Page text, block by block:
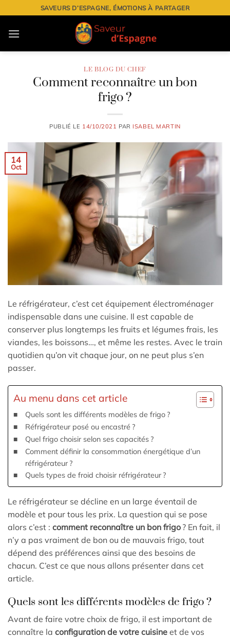
au
contenu
SAVEURS D’ESPAGNE, ÉMOTIONS À PARTAGER
LE BLOG DU CHEF
Comment reconnaître un bon
frigo ?
PUBLIÉ LE 14/10/2021 PAR ISABEL MARTIN
14
Oct
Le réfrigérateur, c’est cet équipement électroménager
indispensable dans une cuisine. Il est capable de
conserver plus longtemps les fruits et légumes frais, les
viandes, les boissons…, et même les restes. Avec le train
quotidien qu’on vit chaque jour, on ne peut plus s’en
passer.
Au menu dans cet article
Quels sont les différents modèles de frigo ?
Réfrigérateur posé ou encastré ?
Quel frigo choisir selon ses capacités ?
Comment définir la consommation énergétique d’un
réfrigérateur ?
Quels types de froid choisir réfrigérateur ?
Le réfrigérateur se décline en un large éventail de
modèle et pour tous les prix. La question qui se pose
alors c’est : comment reconnaître un bon frigo ? En fait, il
n’y a pas vraiment de bon ou de mauvais frigo, tout
dépend des préférences ainsi que des besoins de
chacun. C’est ce que nous allons présenter dans cet
article.
Quels sont les différents modèles de frigo ?
Avant de faire votre choix de frigo, il est important de
connaître la configuration de votre cuisine et de vos